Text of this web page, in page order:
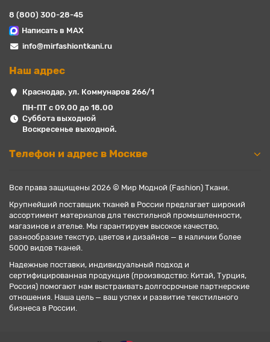
8 (800) 300-28-45
Написать в MAX
info@mirfashiontkani.ru
Наш адрес
Краснодар, ул. Коммунаров 266/1
ПН-ПТ с 09.00 до 18.00
Суббота выходной
Воскресенье выходной.
Телефон и адрес в Москве
Все права защищены 2026 © Мир Модной (Fashion) Ткани.
Крупнейший поставщик тканей в России предлагает широкий
ассортимент материалов для текстильной промышленности,
магазинов и ателье. Мы гарантируем высокое качество,
разнообразие текстур, цветов и дизайнов — в наличии более
5000 видов тканей.
Надежные поставки, индивидуальный подход и
сертифицированная продукция (производство: Китай, Турция,
Россия) помогают нам выстраивать долгосрочные партнерские
отношения. Наша цель — ваш успех и развитие текстильного
бизнеса в России.